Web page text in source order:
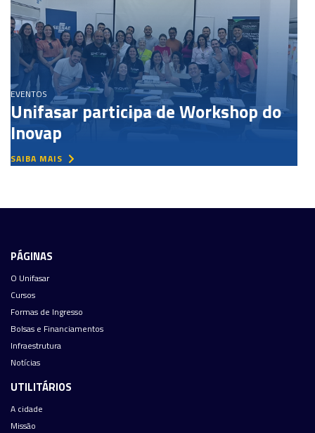
EVENTOS
Unifasar participa de Workshop do
Inovap
SAIBA MAIS
PÁGINAS
O Unifasar
Cursos
Formas de Ingresso
Bolsas e Financiamentos
Infraestrutura
Notícias
UTILITÁRIOS
A cidade
Missão